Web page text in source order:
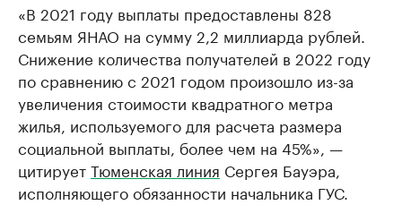
«В 2021 году выплаты предоставлены 828
семьям ЯНАО на сумму 2,2 миллиарда рублей.
Снижение количества получателей в 2022 году
по сравнению с 2021 годом произошло из-за
увеличения стоимости квадратного метра
жилья, используемого для расчета размера
социальной выплаты, более чем на 45%», —
цитируетТюменская линия Сергея Бауэра,
исполняющего обязанности начальника ГУС.